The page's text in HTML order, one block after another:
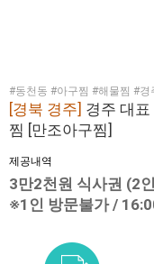
#동천동 #아구찜 #해물찜 #경
[경북 경주] 경주 대
찜 [만조아구찜]
제공내역
3만2천원 식사권 (2
※1인 방문불가 /